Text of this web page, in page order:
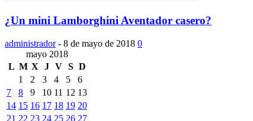
¿Un mini Lamborghini Aventador casero?
administrador - 8 de mayo de 2018 0
mayo 2018
L M X J V S D
1
2 3 4 5
6
7
8 9 10 11 12 13
14 15 16 17 18 19 20
21 22 23 24 25 26 27